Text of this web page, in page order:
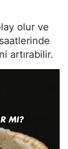
olur ve
artırabilir.